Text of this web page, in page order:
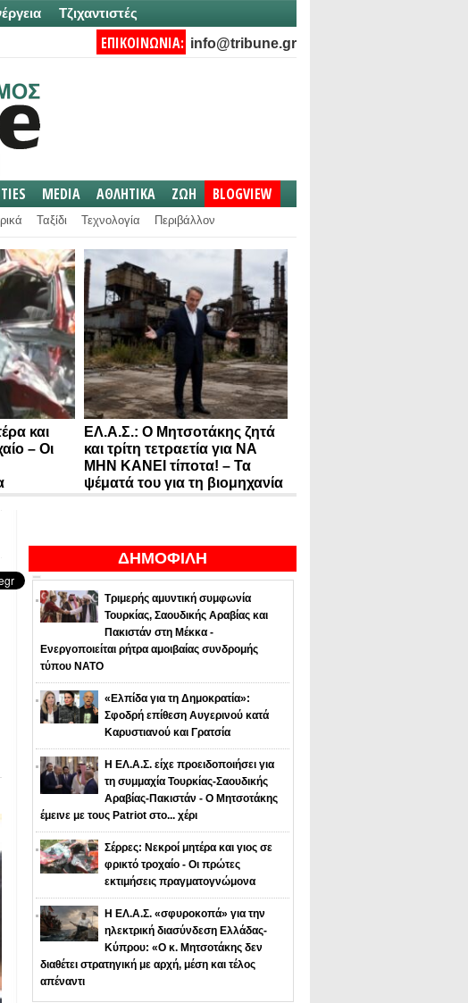
Τζιχαντιστές
ΕΠΙΚΟΙΝΩΝΙΑ: info@tribune.gr
MEDIA ΑΘΛΗΤΙΚΑ ΖΩΗ BLOGVIEW
Ταξίδι Τεχνολογία Περιβάλλον
και
– Οι
ΕΛ.Α.Σ.: Ο Μητσοτάκης ζητά
και τρίτη τετραετία για ΝΑ
ΜΗΝ ΚΑΝΕΙ τίποτα! – Τα
ψέματά του για τη βιομηχανία
ΔΗΜΟΦΙΛΗ
Τριμερής αμυντική συμφωνία
Τουρκίας, Σαουδικής Αραβίας και
Πακιστάν στη Μέκκα -
Ενεργοποιείται ρήτρα αμοιβαίας συνδρομής
τύπου NATO
«Ελπίδα για τη Δημοκρατία»:
Σφοδρή επίθεση Αυγερινού κατά
Καρυστιανού και Γρατσία
Η ΕΛ.Α.Σ. είχε προειδοποιήσει για
τη συμμαχία Τουρκίας-Σαουδικής
Αραβίας-Πακιστάν - Ο Μητσοτάκης
έμεινε με τους Patriot στο... χέρι
Σέρρες: Νεκροί μητέρα και γιος σε
φρικτό τροχαίο - Οι πρώτες
εκτιμήσεις πραγματογνώμονα
Η ΕΛ.Α.Σ. «σφυροκοπά» για την
ηλεκτρική διασύνδεση Ελλάδας-
Κύπρου: «Ο κ. Μητσοτάκης δεν
διαθέτει στρατηγική με αρχή, μέση και τέλος
απέναντι